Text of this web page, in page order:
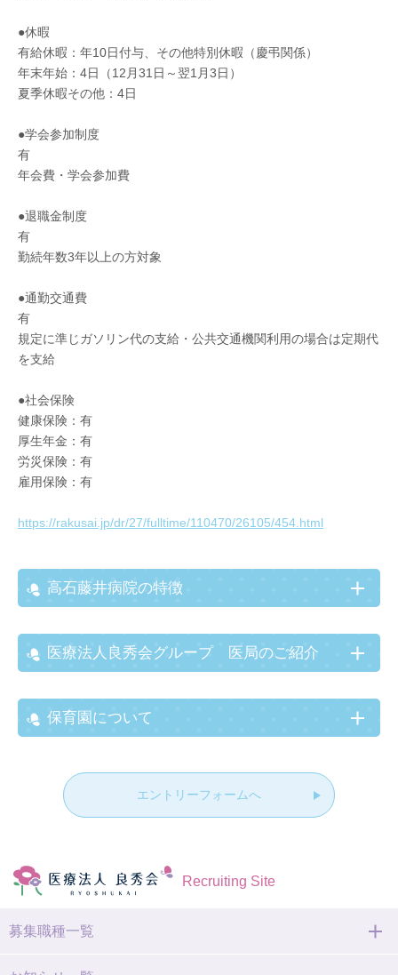
●休暇
有給休暇：年10日付与、その他特別休暇（慶弔関係）
年末年始：4日（12月31日～翌1月3日）
夏季休暇その他：4日
●学会参加制度
有
年会費・学会参加費
●退職金制度
有
勤続年数3年以上の方対象
●通勤交通費
有
規定に準じガソリン代の支給・公共交通機関利用の場合は定期代
を支給
●社会保険
健康保険：有
厚生年金：有
労災保険：有
雇用保険：有
https://rakusai.jp/dr/27/fulltime/110470/26105/454.html
高石藤井病院の特徴
医療法人良秀会グループ 医局のご紹介
保育園について
エントリーフォームへ
Recruiting Site
募集職種一覧